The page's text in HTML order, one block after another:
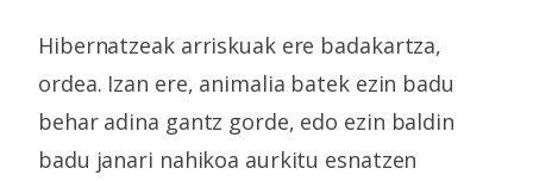
Hibernatzeak arriskuak ere badakartza,
ordea. Izan ere, animalia batek ezin badu
behar adina gantz gorde, edo ezin baldin
badu janari nahikoa aurkitu esnatzen